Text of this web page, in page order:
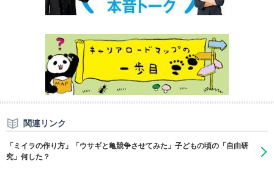
関連リンク
「ミイラの作り方」「ウサギと亀競争させてみた」子どもの頃の「自由研
究」何した？